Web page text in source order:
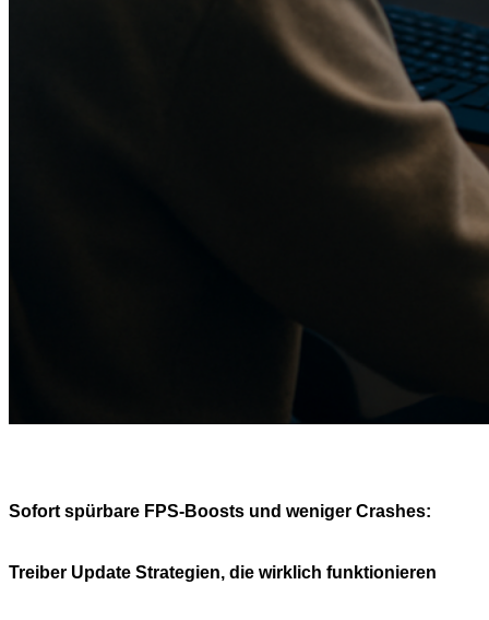
Sofort spürbare FPS-Boosts und weniger Crashes:
Treiber Update Strategien, die wirklich funktionieren